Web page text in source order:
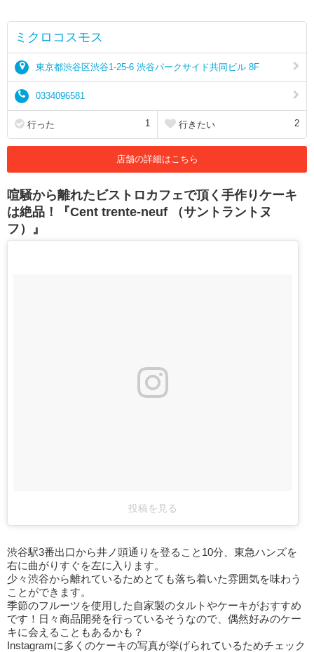
ミクロコスモス
東京都渋谷区渋谷1-25-6 渋谷パークサイド共同ビル 8F
0334096581
行った 1 行きたい 2
店舗の詳細はこちら
喧騒から離れたビストロカフェで頂く手作りケーキ
は絶品！『Cent trente-neuf （サントラントヌ
フ）』
投稿を見る
渋谷駅3番出口から井ノ頭通りを登ること10分、東急ハンズを
右に曲がりすぐを左に入ります。
少々渋谷から離れているためとても落ち着いた雰囲気を味わう
ことができます。
季節のフルーツを使用した自家製のタルトやケーキがおすすめ
です！日々商品開発を行っているそうなので、偶然好みのケー
キに会えることもあるかも？
Instagramに多くのケーキの写真が挙げられているためチェック